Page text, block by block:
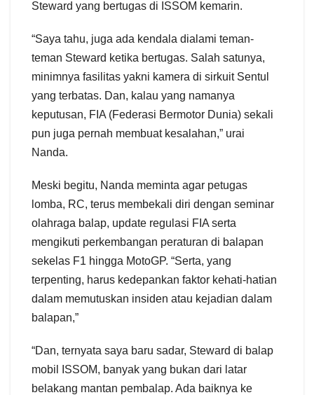
Steward yang bertugas di ISSOM kemarin.
“Saya tahu, juga ada kendala dialami teman-
teman Steward ketika bertugas. Salah satunya,
minimnya fasilitas yakni kamera di sirkuit Sentul
yang terbatas. Dan, kalau yang namanya
keputusan, FIA (Federasi Bermotor Dunia) sekali
pun juga pernah membuat kesalahan,” urai
Nanda.
Meski begitu, Nanda meminta agar petugas
lomba, RC, terus membekali diri dengan seminar
olahraga balap, update regulasi FIA serta
mengikuti perkembangan peraturan di balapan
sekelas F1 hingga MotoGP. “Serta, yang
terpenting, harus kedepankan faktor kehati-hatian
dalam memutuskan insiden atau kejadian dalam
balapan,”
“Dan, ternyata saya baru sadar, Steward di balap
mobil ISSOM, banyak yang bukan dari latar
belakang mantan pembalap. Ada baiknya ke